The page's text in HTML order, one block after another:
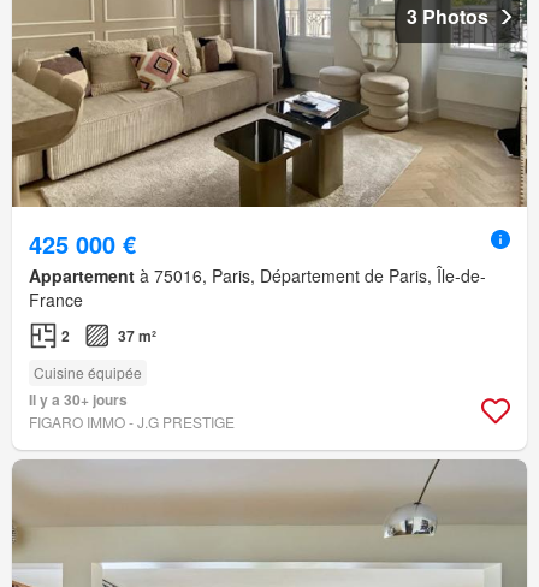
3 Photos
425 000 €
Appartement à 75016, Paris, Département de Paris, Île-de-
France
2 37 m²
Cuisine équipée
Il y a 30+ jours
FIGARO IMMO - J.G PRESTIGE